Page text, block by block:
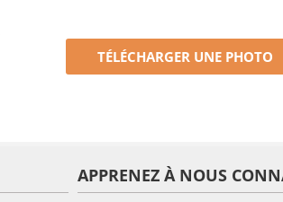
TÉLÉCHARGER UNE PHOTO
APPRENEZ À NOUS